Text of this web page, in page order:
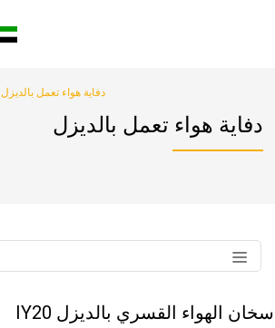
دفاية هواء تعمل بالديزل
دفاية هواء تعمل بالديزل
IY20 سخان الهواء القسري بالديزل